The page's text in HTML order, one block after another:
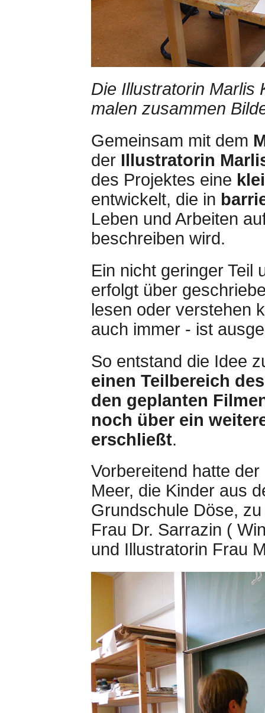
Die Illustratorin Marlis
malen zusammen
Gemeinsam mit dem
der Illustratorin
des Projektes eine
entwickelt, die in
Leben und Arbeiten
beschreiben wird.
Ein nicht geringer Teil
erfolgt über
lesen oder verstehen
auch immer - ist
So entstand die Idee
einen Teilbereich
den geplanten
noch über ein
erschließt.
Vorbereitend hatte
Meer, die Kinder aus
Grundschule Döse,
Frau Dr. Sarrazin (
und Illustratorin Frau